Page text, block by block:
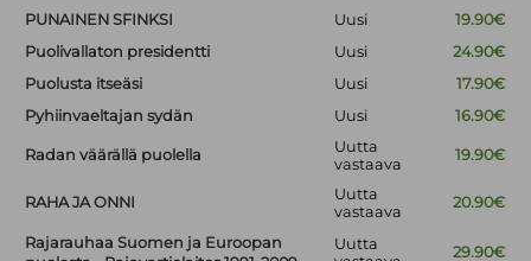
PUNAINEN SFINKSI Uusi
19.90€
Puolivallaton presidentti
Uusi
24.90€
Puolusta itseäsi
Uusi
17.90€
Pyhiinvaeltajan sydän
Uusi 16.90€
Radan väärällä puolella
Uutta
vastaava
19.90€
RAHA JA ONNI
Uutta
vastaava
20.90€
Rajarauhaa Suomen ja Euroopan
Uutta
29.90€